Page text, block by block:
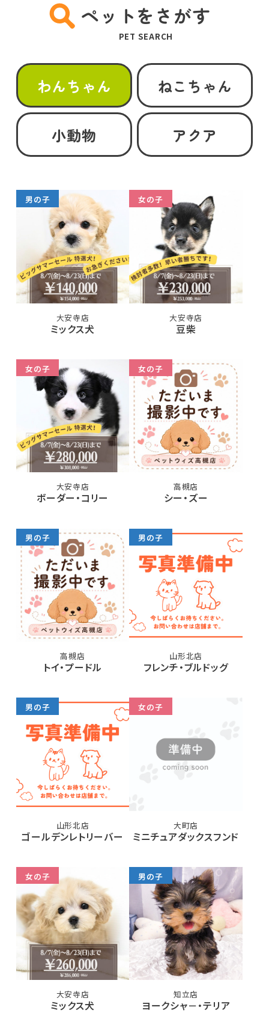
ペットをさがす
PET SEARCH
わんちゃん ねこちゃん
小動物 アクア
男の子
大安寺店
ミックス犬
女の子
大安寺店
豆柴
女の子
大安寺店
ボーダー・コリー
女の子
高槻店
シー・ズー
男の子
高槻店
トイ・プードル
男の子
山形北店
フレンチ・ブルドッグ
男の子
山形北店
ゴールデンレトリーバー
女の子
大町店
ミニチュアダックスフンド
女の子
大安寺店
ミックス犬
男の子
知立店
ヨークシャ－・テリア